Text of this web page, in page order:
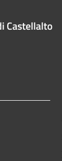
Castellalto